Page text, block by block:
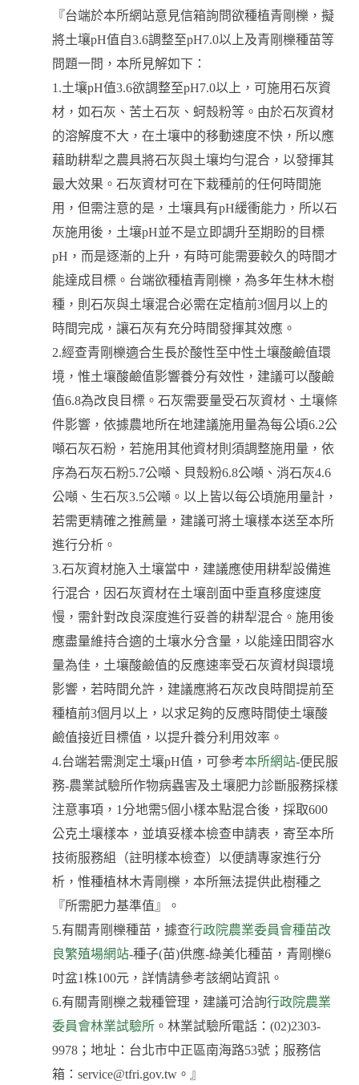
『台端於本所網站意見信箱詢問欲種植青剛櫟，擬
將土壤pH值自3.6調整至pH7.0以上及青剛櫟種苗等
問題一問，本所見解如下：
1.土壤pH值3.6欲調整至pH7.0以上，可施用石灰資
材，如石灰、苦土石灰、蚵殼粉等。由於石灰資材
的溶解度不大，在土壤中的移動速度不快，所以應
藉助耕犁之農具將石灰與土壤均勻混合，以發揮其
最大效果。石灰資材可在下栽種前的任何時間施
用，但需注意的是，土壤具有pH緩衝能力，所以石
灰施用後，土壤pH並不是立即調升至期盼的目標
pH，而是逐漸的上升，有時可能需要較久的時間才
能達成目標。台端欲種植青剛櫟，為多年生林木樹
種，則石灰與土壤混合必需在定植前3個月以上的
時間完成，讓石灰有充分時間發揮其效應。
2.經查青剛櫟適合生長於酸性至中性土壤酸鹼值環
境，惟土壤酸鹼值影響養分有效性，建議可以酸鹼
值6.8為改良目標。石灰需要量受石灰資材、土壤條
件影響，依據農地所在地建議施用量為每公頃6.2公
噸石灰石粉，若施用其他資材則須調整施用量，依
序為石灰石粉5.7公噸、貝殼粉6.8公噸、消石灰4.6
公噸、生石灰3.5公噸。以上皆以每公頃施用量計，
若需更精確之推薦量，建議可將土壤樣本送至本所
進行分析。
3.石灰資材施入土壤當中，建議應使用耕犁設備進
行混合，因石灰資材在土壤剖面中垂直移度速度
慢，需針對改良深度進行妥善的耕犁混合。施用後
應盡量維持合適的土壤水分含量，以能達田間容水
量為佳，土壤酸鹼值的反應速率受石灰資材與環境
影響，若時間允許，建議應將石灰改良時間提前至
種植前3個月以上，以求足夠的反應時間使土壤酸
鹼值接近目標值，以提升養分利用效率。
4.台端若需測定土壤pH值，可參考本所網站-便民服
務-農業試驗所作物病蟲害及土壤肥力診斷服務採樣
注意事項，1分地需5個小樣本點混合後，採取600
公克土壤樣本，並填妥樣本檢查申請表，寄至本所
技術服務組（註明樣本檢查）以便請專家進行分
析，惟種植林木青剛櫟，本所無法提供此樹種之
『所需肥力基準值』。
5.有關青剛櫟種苗，據查行政院農業委員會種苗改
良繁殖場網站-種子(苗)供應-綠美化種苗，青剛櫟6
吋盆1株100元，詳情請參考該網站資訊。
6.有關青剛櫟之栽種管理，建議可洽詢行政院農業
委員會林業試驗所 。林業試驗所電話：(02)2303-
9978；地址：台北市中正區南海路53號；服務信
箱：service@tfri.gov.tw。』